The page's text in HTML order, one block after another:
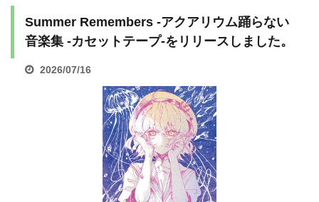
Summer Remembers -アクアリウム踊らない
音楽集 -カセットテープ-をリリースしました。
2026/07/16